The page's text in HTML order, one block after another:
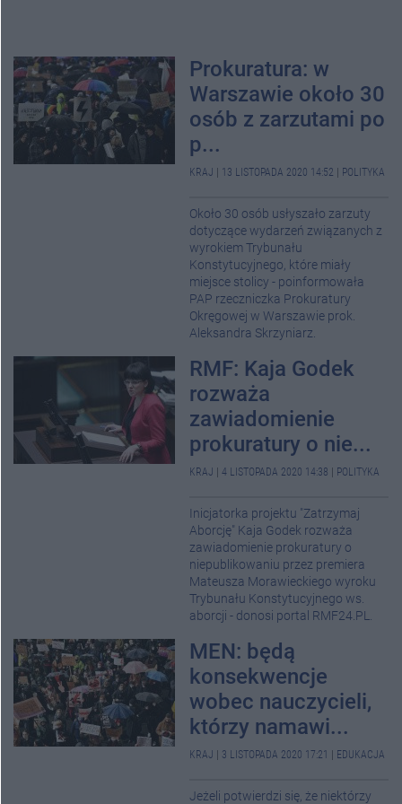
Prokuratura: w
Warszawie około 30
osób z zarzutami po
p...
KRAJ 13 LISTOPADA 2020 14:52 POLITYKA
Około 30 osób usłyszało zarzuty
dotyczące wydarzeń związanych z
wyrokiem Trybunału
Konstytucyjnego, które miały
miejsce stolicy - poinformowała
PAP rzeczniczka Prokuratury
Okręgowej w Warszawie prok.
Aleksandra Skrzyniarz.
RMF: Kaja Godek
rozważa
zawiadomienie
prokuratury o nie...
KRAJ 4 LISTOPADA 2020 14:38 POLITYKA
Inicjatorka projektu "Zatrzymaj
Aborcję" Kaja Godek rozważa
zawiadomienie prokuratury o
niepublikowaniu przez premiera
Mateusza Morawieckiego wyroku
Trybunału Konstytucyjnego ws.
aborcji - donosi portal RMF24.PL.
MEN: będą
konsekwencje
wobec nauczycieli,
którzy namawi...
KRAJ 3 LISTOPADA 2020 17:21 EDUKACJA
Jeżeli potwierdzi się, że niektórzy